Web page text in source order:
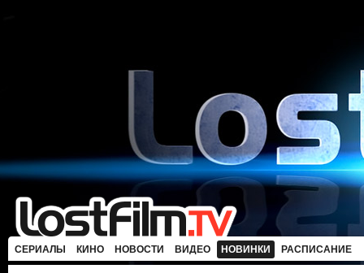
СЕРИАЛЫ КИНО НОВОСТИ ВИДЕО НОВИНКИ РАСПИСАНИЕ